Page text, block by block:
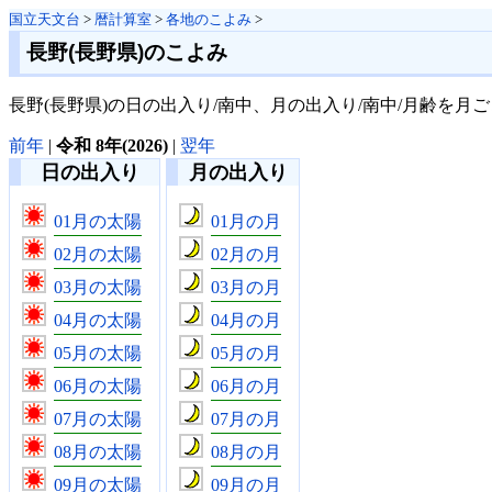
国立天文台 > 暦計算室 > 各地のこよみ >
長野(長野県)のこよみ
長野(長野県)の日の出入り/南中、月の出入り/南中/月齢を月ご
前年 | 令和 8年(2026) | 翌年
日の出入り
01月の太陽
02月の太陽
03月の太陽
04月の太陽
05月の太陽
06月の太陽
07月の太陽
08月の太陽
09月の太陽
月の出入り
01月の月
02月の月
03月の月
04月の月
05月の月
06月の月
07月の月
08月の月
09月の月